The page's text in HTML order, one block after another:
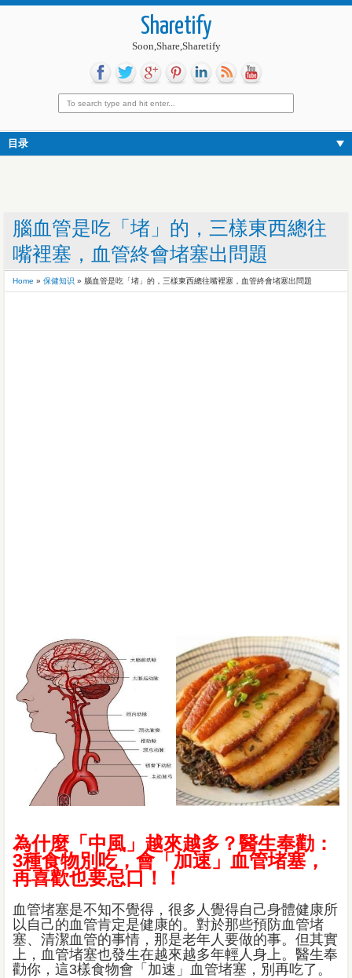
Sharetify
Soon,Share,Sharetify
目录
腦血管是吃「堵」的，三樣東西總往
嘴裡塞，血管終會堵塞出問題
Home » 保健知识 » 腦血管是吃「堵」的，三樣東西總往嘴裡塞，血管終會堵塞出問題
為什麼「中風」越來越多？醫生奉勸：
3種食物別吃，會「加速」血管堵塞，
再喜歡也要忌口！！
血管堵塞是不知不覺得，很多人覺得自己身體健康所
以自己的血管肯定是健康的。對於那些預防血管堵
塞、清潔血管的事情，那是老年人要做的事。但其實
上，血管堵塞也發生在越來越多年輕人身上。醫生奉
勸你，這3樣食物會「加速」血管堵塞，別再吃了。